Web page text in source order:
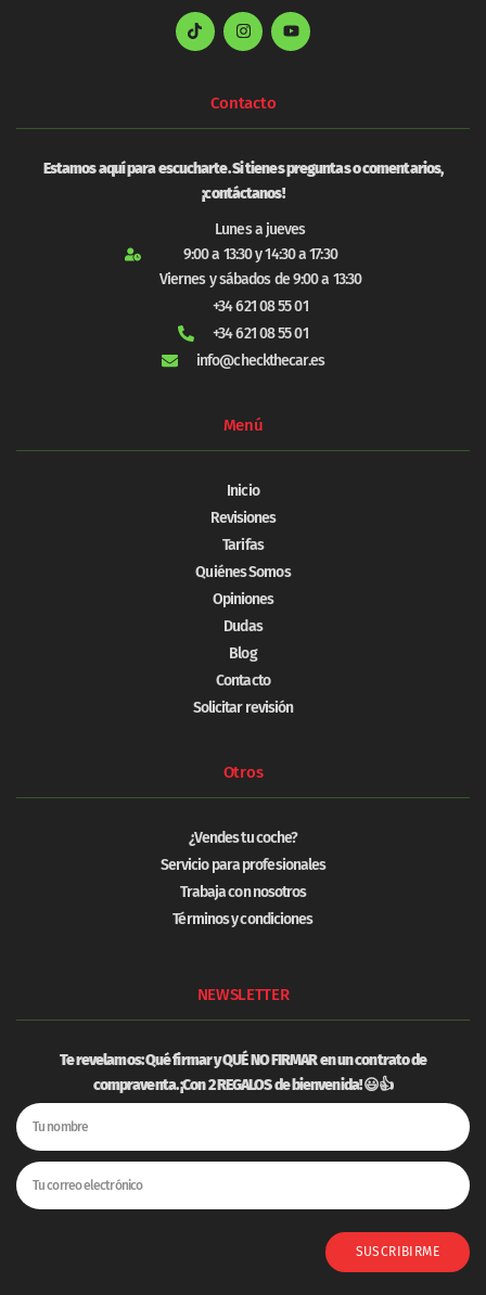
Contacto
Estamos aquí para escucharte. Si tienes preguntas o comentarios,
¡contáctanos!
Lunes a jueves
9:00 a 13:30 y 14:30 a 17:30
Viernes y sábados de 9:00 a 13:30
+34 621 08 55 01
+34 621 08 55 01
info@checkthecar.es
Menú
Inicio
Revisiones
Tarifas
Quiénes Somos
Opiniones
Dudas
Blog
Contacto
Solicitar revisión
Otros
¿Vendes tu coche?
Servicio para profesionales
Trabaja con nosotros
Términos y condiciones
NEWSLETTER
Te revelamos: Qué firmar yQUÉ NO FIRMARen un contrato de
compraventa. ¡Con 2 REGALOS de bienvenida! 😃👍
SUSCRIBIRME